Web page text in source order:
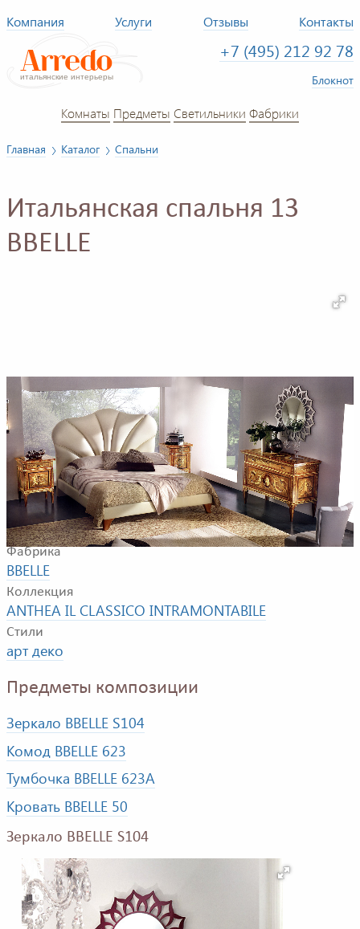
Компания Услуги Отзывы Контакты
+7 (495) 212 92 78
Блокнот
Комнаты Предметы Светильники Фабрики
Главная Каталог Спальни
Итальянская спальня 13
BBELLE
Композиция для спальной комнаты. В композицию
входят: кровать, комод, прикроватная тумбочка и
зеркало.
Фабрика
BBELLE
Коллекция
ANTHEA IL CLASSICO INTRAMONTABILE
Стили
арт деко
Предметы композиции
Зеркало BBELLE S104
Комод BBELLE 623
Тумбочка BBELLE 623A
Кровать BBELLE 50
Зеркало BBELLE S104